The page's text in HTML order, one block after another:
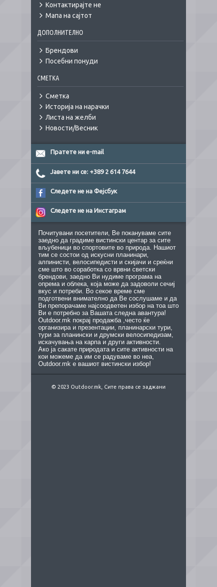
Контактирајте не
Мапа на сајтот
ДОПОЛНИТЕЛНО
Брендови
Посебни понуди
СМЕТКА
Сметка
Историја на нарачки
Листа на желби
Новости/Весник
Пратете ни e-mail
Јавете ни се: +389 2 614 7644
Следете не на Фејсбук
Следете не на Инстаграм
Почитувани посетители, Ве покануваме сите
заедно да градиме вистински центар за сите
вљубеници во спортовите во природа. Нашиот
тим се состои од искусни планинари,
алпинисти, велосипедисти и скијачи и среќни
сме што во соработка со врвни светски
брендови, заедно Ви нудиме програма на
опрема и облека, која може да задоволи сечиј
вкус и потреби. Во секое време сме
подготвени внимателно да Ве сослушаме и да
Ви препорачаме најсоодветен избор на тоа што
Ви е потребно за Вашата следна авантура!
Outdoor.mk покрај продажба ,често ќе
организира и презентации, планинарски тури,
тури за планински и друмски велосипедизам,
искачувања на карпа и други активности.
Ако ја сакате природата и сите активности на
кои можеме да им се радуваме во неа,
Outdoor.mk е вашиот вистински избор!
© 2023 Outdoor.mk, Сите права се заджани